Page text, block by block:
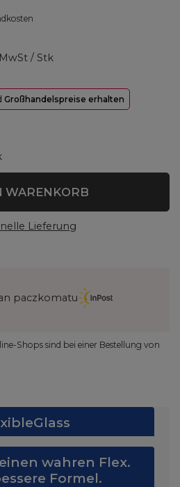
/ Stk
Großhandelspreise erhalten
WARENKORB
Lieferung
paczkomatu
Shops sind bei einer Bestellung von
wahren Flex.
Formel.